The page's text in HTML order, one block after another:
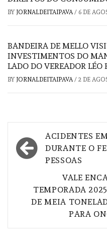
BY JORNALDEITAIPAVA/ 6 DE
BANDEIRA DE MELLO
INVESTIMENTOS DO
LADO DO VEREADOR LÉO
BY JORNALDEITAIPAVA/ 2 DE
Navegação
de
ACIDENTES
DURANTE O
PESSOAS
VALE
TEMPORADA
DE MEIA
PARA